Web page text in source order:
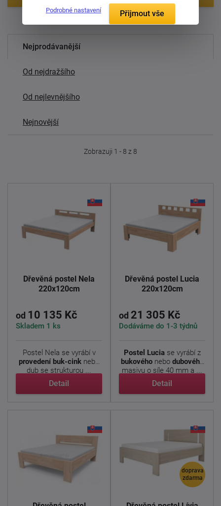
Položek na zobrazení:8
Nejprodávanější
Od nejdražšího
Od nejlevnějšího
Nejnovější
Zobrazuji 1 - 8 z 8
Dřevěná postel Nela
220x120cm
od 10 135 Kč
Skladem 1 ks
Postel Nela se vyrábí v
provedení buk-cink nebo
dub se strukturou ...
Detail
Dřevěná postel Lucia
220x120cm
od 21 305 Kč
Dodáváme do 1-3 týdnů
Postel Lucia se vyrábí z
bukovéhonebo dubového
masivu o síle 40 mm a ...
Detail
doprava
zdarma
Podrobné nastavení Přijmout vše